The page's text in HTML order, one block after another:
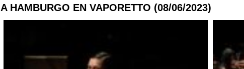
A HAMBURGO EN VAPORETTO (08/06/2023)